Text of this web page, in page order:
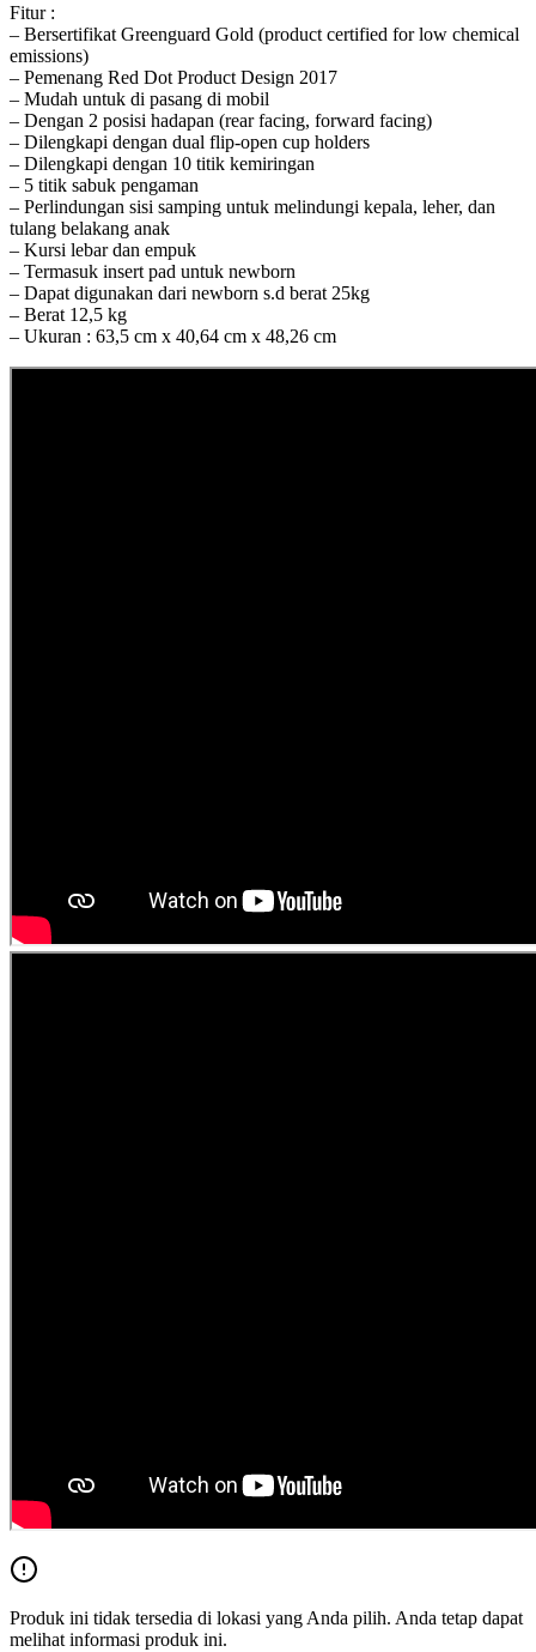
Fitur :
– Bersertifikat Greenguard Gold (product certified for low chemical
emissions)
– Pemenang Red Dot Product Design 2017
– Mudah untuk di pasang di mobil
– Dengan 2 posisi hadapan (rear facing, forward facing)
– Dilengkapi dengan dual flip-open cup holders
– Dilengkapi dengan 10 titik kemiringan
– 5 titik sabuk pengaman
– Perlindungan sisi samping untuk melindungi kepala, leher, dan
tulang belakang anak
– Kursi lebar dan empuk
– Termasuk insert pad untuk newborn
– Dapat digunakan dari newborn s.d berat 25kg
– Berat 12,5 kg
– Ukuran : 63,5 cm x 40,64 cm x 48,26 cm
Produk ini tidak tersedia di lokasi yang Anda pilih. Anda tetap dapat
melihat informasi produk ini.